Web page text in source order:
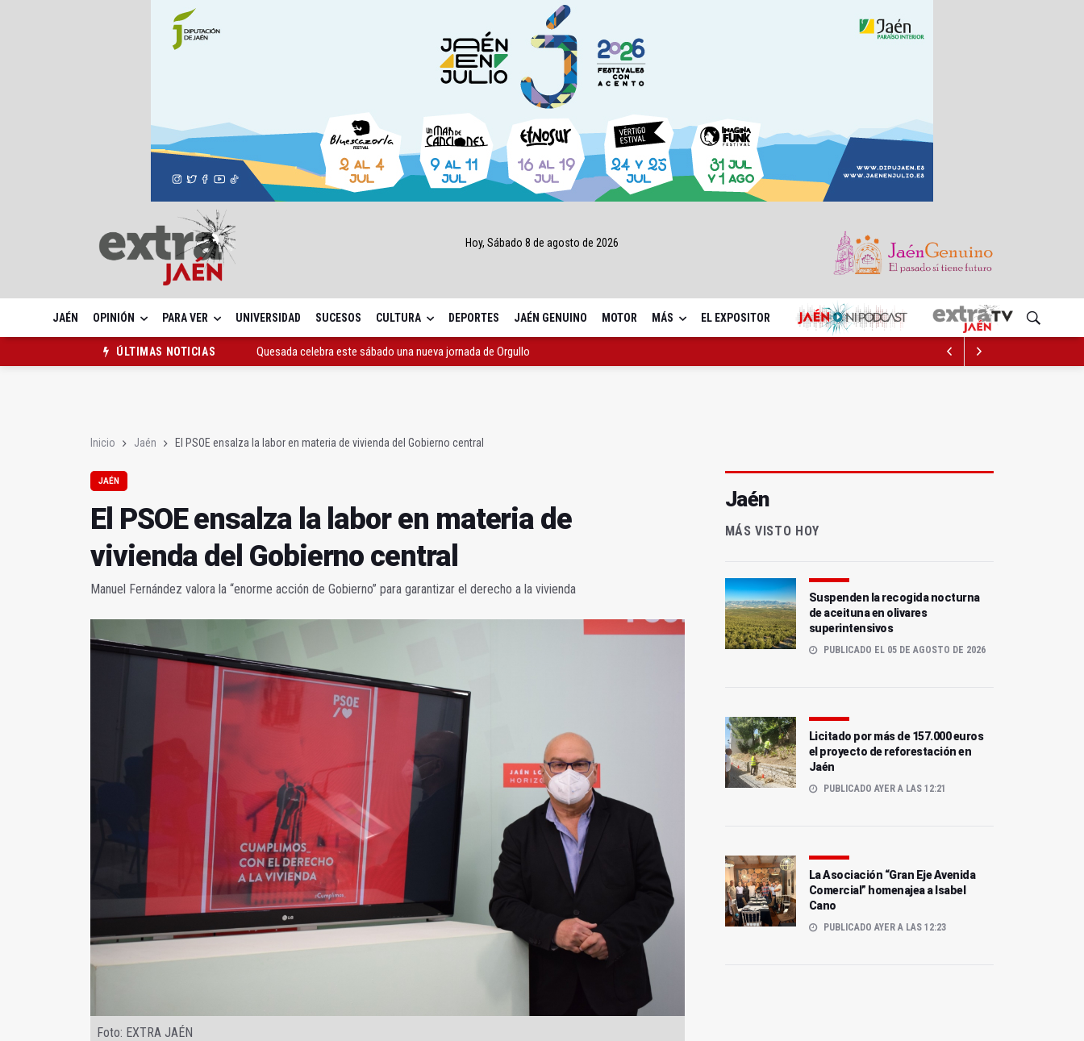
Hoy, Sábado 8 de agosto de 2026
JAÉN OPINIÓN PARA VER UNIVERSIDAD SUCESOS CULTURA DEPORTES JAÉN GENUINO MOTOR MÁS EL EXPOSITOR
ÚLTIMAS NOTICIAS
Quesada celebra este sábado una nueva jornada de Orgullo
Inicio Jaén El PSOE ensalza la labor en materia de vivienda del Gobierno central
JAÉN
El PSOE ensalza la labor en materia de
vivienda del Gobierno central
Manuel Fernández valora la “enorme acción de Gobierno” para garantizar el derecho a la vivienda
Foto: EXTRA JAÉN
Jaén
MÁS VISTO HOY
Suspenden la recogida nocturna
de aceituna en olivares
superintensivos
PUBLICADO EL 05 DE AGOSTO DE 2026
Licitado por más de 157.000 euros
el proyecto de reforestación en
Jaén
PUBLICADO AYER A LAS 12:21
La Asociación “Gran Eje Avenida
Comercial” homenajea a Isabel
Cano
PUBLICADO AYER A LAS 12:23